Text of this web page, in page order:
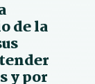
de la
y por